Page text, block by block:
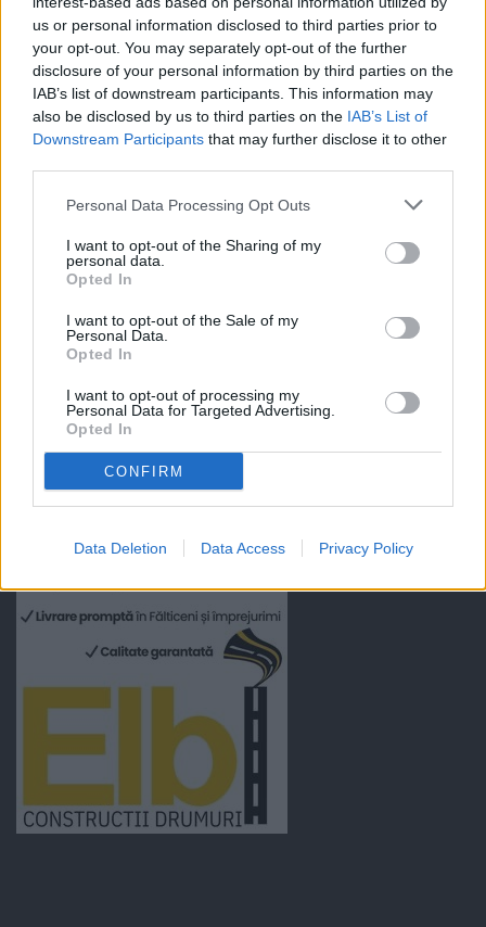
us or personal information disclosed to third parties prior to
your opt-out. You may separately opt-out of the further
disclosure of your personal information by third parties on the
IAB’s list of downstream participants. This information may
also be disclosed by us to third parties on the IAB’s List of
Downstream Participants that may further disclose it to other
Personal Data Processing Opt Outs
I want to opt-out of the Sharing of my
personal data.
Opted In
I want to opt-out of the Sale of my
Personal Data.
Opted In
I want to opt-out of processing my
Personal Data for Targeted Advertising.
Opted In
CONFIRM
Data Deletion Data Access Privacy Policy